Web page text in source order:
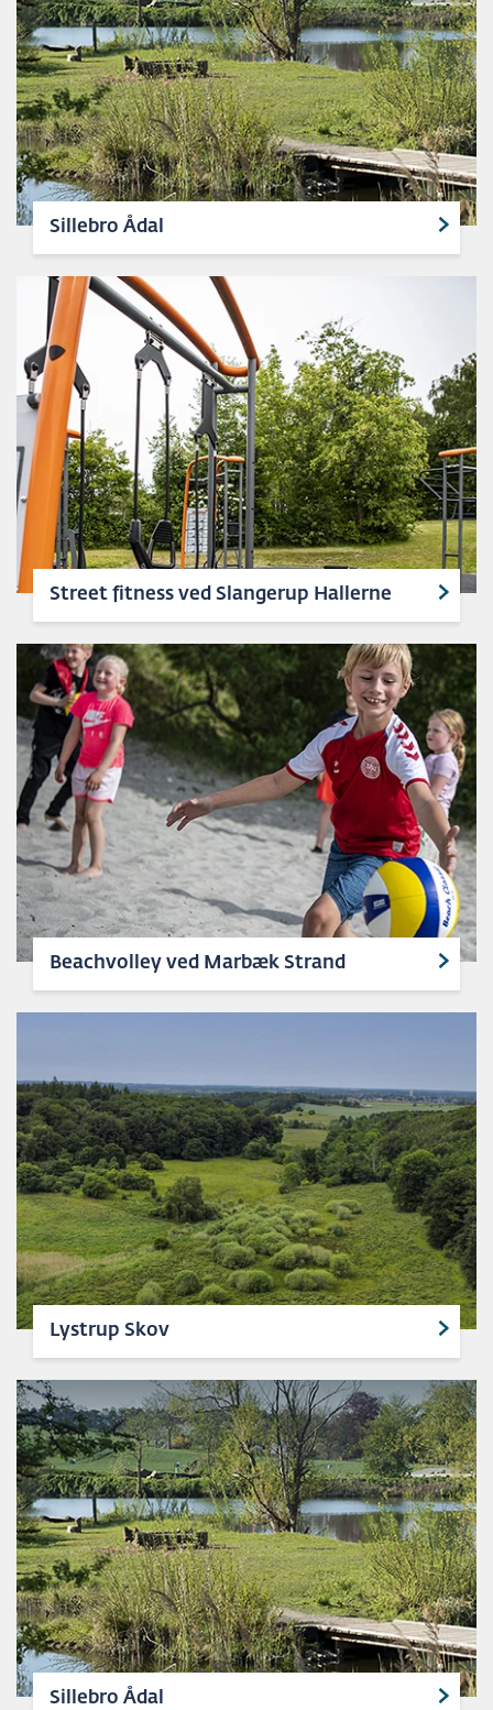
Sillebro Ådal
Street fitness ved Slangerup Hallerne
Beachvolley ved Marbæk Strand
Lystrup Skov
Sillebro Ådal